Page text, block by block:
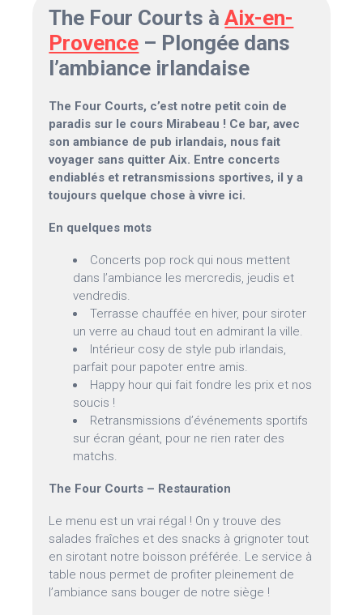
The Four Courts àAix-en-
Provence – Plongée dans
l’ambiance irlandaise
The Four Courts, c’est notre petit coin de
paradis sur le cours Mirabeau ! Ce bar, avec
son ambiance de pub irlandais, nous fait
voyager sans quitter Aix. Entre concerts
endiablés et retransmissions sportives, il y a
toujours quelque chose à vivre ici.
En quelques mots
Concerts pop rock qui nous mettent
dans l’ambiance les mercredis, jeudis et
vendredis.
Terrasse chauffée en hiver, pour siroter
un verre au chaud tout en admirant la ville.
Intérieur cosy de style pub irlandais,
parfait pour papoter entre amis.
Happy hour qui fait fondre les prix et nos
soucis !
Retransmissions d’événements sportifs
sur écran géant, pour ne rien rater des
matchs.
The Four Courts – Restauration
Le menu est un vrai régal ! On y trouve des
salades fraîches et des snacks à grignoter tout
en sirotant notre boisson préférée. Le service à
table nous permet de profiter pleinement de
l’ambiance sans bouger de notre siège !